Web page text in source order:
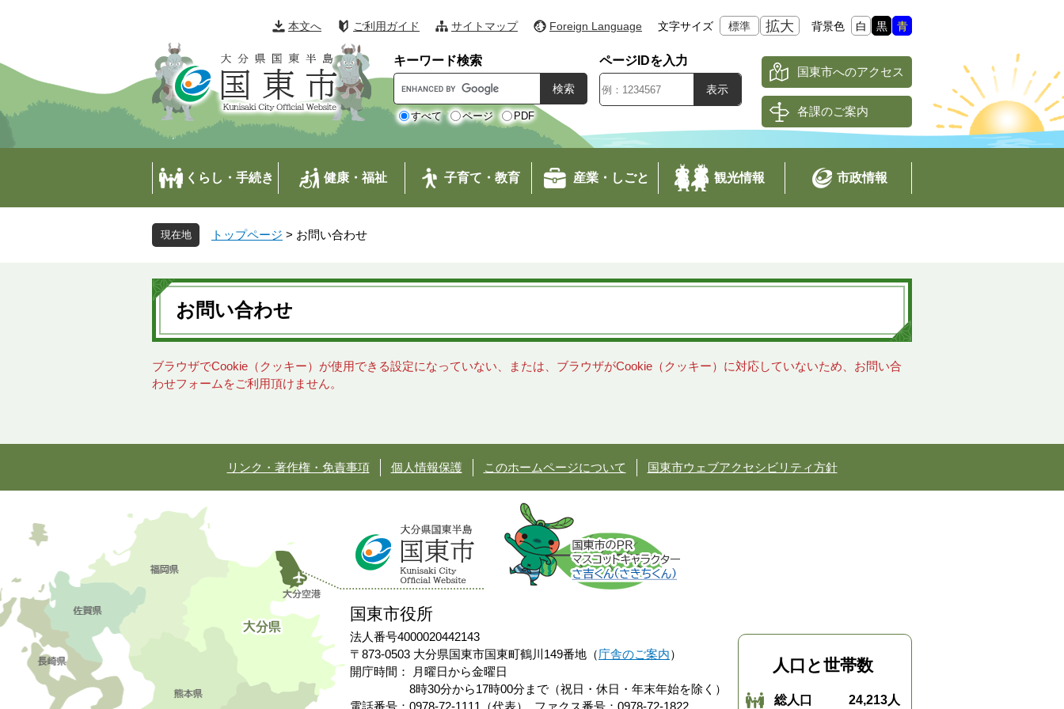
の
で
す
。
ー
ば
し
て
本文へ ご利用ガイド サイトマップ Foreign Language 文字サイズ 標準 拡大 背景色 白 黒 青
キーワード検索
o
o
l
すべて ページ PDF
ページIDを入力
国東市へのアクセス
各課のご案内
くらし・手続き 健康・福祉 子育て・教育 産業・しごと 観光情報 市政情報
トップページ > お問い合わせ
本
文
お問い合わせ
ブラウザでCookie（クッキー）が使用できる設定になっていない、または、ブラウザがCookie（クッキー）に対応していないため、お問い合
わせフォームをご利用頂けません。
リンク・著作権・免責事項 個人情報保護 このホームページについて 国東市ウェブアクセシビリティ方針
国東市役所
法人番号4000020442143
〒873-0503 大分県国東市国東町鶴川149番地（庁舎のご案内）
開庁時間：
月曜日から金曜日
8時30分から17時00分まで（祝日・休日・年末年始を除く）
電話番号：0978-72-1111（代表）
ファクス番号：0978-72-1822
人口と世帯数
総人口 24,213人